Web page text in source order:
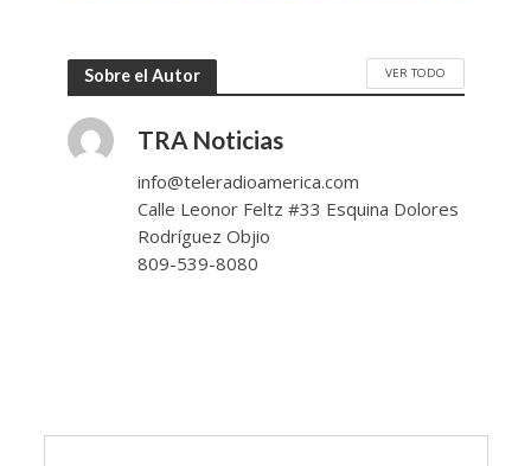
Sobre el Autor VER TODO
TRA Noticias
info@teleradioamerica.com
Calle Leonor Feltz #33 Esquina Dolores
Rodríguez Objio
809-539-8080